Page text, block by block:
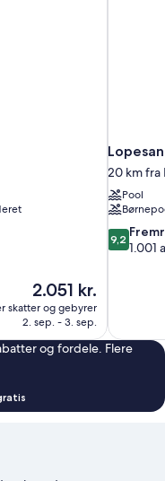
Prisen
er
2.051 kr.
2.051 kr.
skatter og gebyrer
2. sep. - 3. sep.
20 km fra
Pool
9.2
ud
9,2
1.001
og fordele. Flere